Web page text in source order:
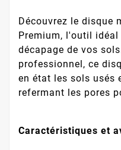
Découvrez le disque
Premium, l'outil
décapage de vos
professionnel, ce
en état les sols usés
refermant les pores
Caractéristiques et